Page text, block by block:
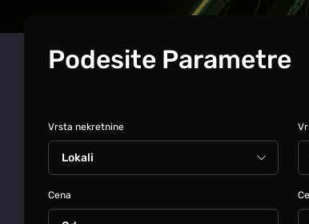
Podesite Parametre
Vrsta nekretnine
Cena